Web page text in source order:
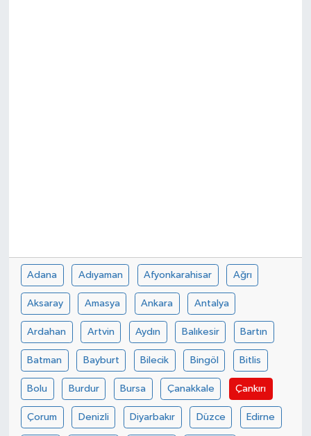
Adana Adıyaman Afyonkarahisar Ağrı
Aksaray Amasya Ankara Antalya
Ardahan Artvin Aydın Balıkesir Bartın
Batman Bayburt Bilecik Bingöl Bitlis
Bolu Burdur Bursa Çanakkale Çankırı
Çorum Denizli Diyarbakır Düzce Edirne
Gönen
Havran
İvrindi
KENT GÜNDEMİ
Kepsut